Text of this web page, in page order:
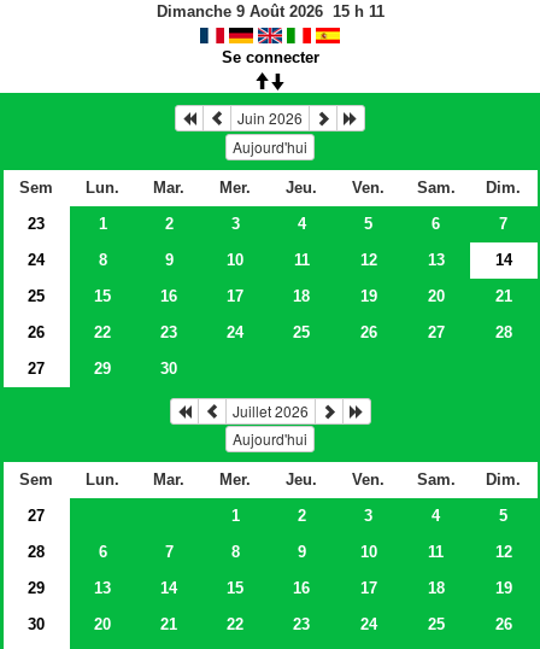
Dimanche 9 Août 2026 15h 11
Se connecter
Juin 2026
Aujourd'hui
Sem Lun. Mar. Mer. Jeu. Ven. Sam.
Dim.
23
1 2 3 4 5 6
7
24
8 9 10 11 12 13
14
25
15 16 17 18 19 20
21
26
22 23 24 25 26 27
28
27
29 30
Juillet 2026
Aujourd'hui
Sem Lun. Mar. Mer. Jeu. Ven. Sam.
Dim.
27
1 2 3 4
5
28
6 7 8 9 10 11
12
29
13 14 15 16 17 18
19
30
20 21 22 23 24 25
26